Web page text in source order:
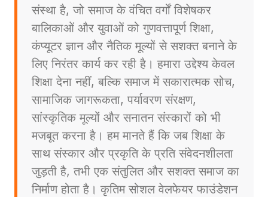
संस्था है, जो समाज के वंचित वर्गों विशेषकर
बालिकाओं और युवाओं को गुणवत्तापूर्ण शिक्षा,
कंप्यूटर ज्ञान और नैतिक मूल्यों से सशक्त बनाने के
लिए निरंतर कार्य कर रही है। हमारा उद्देश्य केवल
शिक्षा देना नहीं, बल्कि समाज में सकारात्मक सोच,
सामाजिक जागरूकता, पर्यावरण संरक्षण,
सांस्कृतिक मूल्यों और सनातन संस्कारों को भी
मजबूत करना है। हम मानते हैं कि जब शिक्षा के
साथ संस्कार और प्रकृति के प्रति संवेदनशीलता
जुड़ती है, तभी एक संतुलित और सशक्त समाज का
निर्माण होता है। कृतिम सोशल वेलफेयर फाउंडेशन